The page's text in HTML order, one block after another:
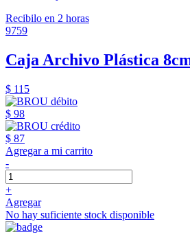
Recibilo en 2 horas
9759
Caja Archivo Plástica
$ 115
$ 98
$ 87
Agregar a mi carrito
-
+
Agregar
No hay suficiente stock disponible